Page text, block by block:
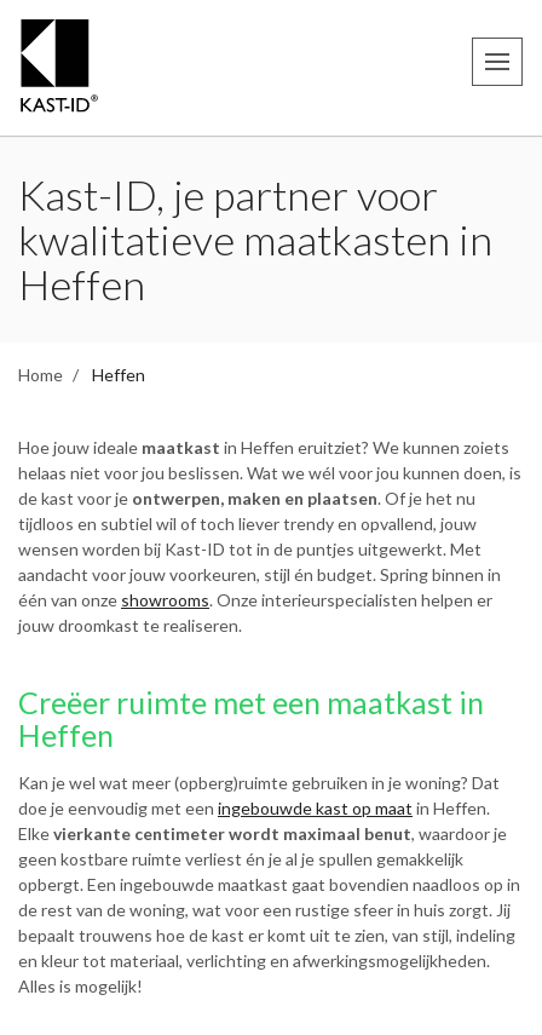
Kast-ID, je partner voor
kwalitatieve maatkasten in
Heffen
Home Heffen
Hoe jouw ideale maatkast in Heffen eruitziet? We kunnen zoiets
helaas niet voor jou beslissen. Wat we wél voor jou kunnen doen, is
de kast voor je ontwerpen, maken en plaatsen. Of je het nu
tijdloos en subtiel wil of toch liever trendy en opvallend, jouw
wensen worden bij Kast-ID tot in de puntjes uitgewerkt. Met
aandacht voor jouw voorkeuren, stijl én budget. Spring binnen in
één van onze showrooms. Onze interieurspecialisten helpen er
jouw droomkast te realiseren.
Creëer ruimte met een maatkast in
Heffen
Kan je wel wat meer (opberg)ruimte gebruiken in je woning? Dat
doe je eenvoudig met een ingebouwde kast op maat in Heffen.
Elkevierkante centimeter wordt maximaal benut, waardoor je
geen kostbare ruimte verliest én je al je spullen gemakkelijk
opbergt. Een ingebouwde maatkast gaat bovendien naadloos op in
de rest van de woning, wat voor een rustige sfeer in huis zorgt. Jij
bepaalt trouwens hoe de kast er komt uit te zien, van stijl, indeling
en kleur tot materiaal, verlichting en afwerkingsmogelijkheden.
Alles is mogelijk!